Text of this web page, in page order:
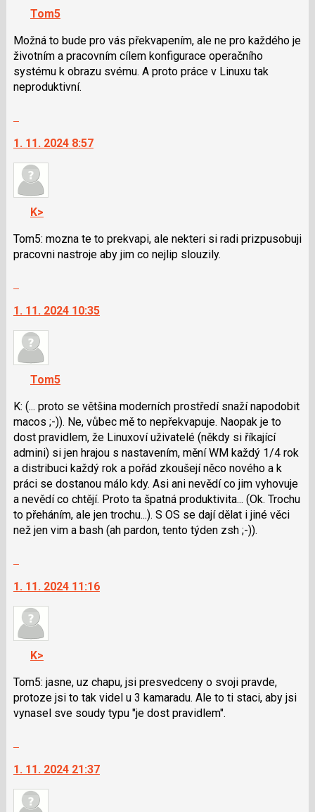
nový
navigaci
lze
použít
i
klávesy
N
P
pro
předchozí
nový
názor
Tom5
Možná to bude pro vás překvapením, ale ne pro každého je
životním a pracovním cílem konfigurace operačního
systému k obrazu svému. A proto práce v Linuxu tak
neproduktivní.
další
nový
názor.
navigaci
lze
použít
i
následující
a
P
pro
předchozí
názor
1. 11. 2024 8:57
K>
Tom5: mozna te to prekvapi, ale nekteri si radi prizpusobuji
pracovni nastroje aby jim co nejlip slouzily.
další
nový
názor.
navigaci
lze
použít
i
klávesy
N
pro
následující
a
P
pro
1. 11. 2024 10:35
Tom5
K: (... proto se většina moderních prostředí snaží napodobit
macos ;-)). Ne, vůbec mě to nepřekvapuje. Naopak je to
dost pravidlem, že Linuxoví uživatelé (někdy si říkající
admini) si jen hrajou s nastavením, mění WM každý 1/4 rok
a distribuci každý rok a pořád zkoušejí něco nového a k
práci se dostanou málo kdy. Asi ani nevědí co jim vyhovuje
a nevědí co chtějí. Proto ta špatná produktivita... (Ok. Trochu
to přeháním, ale jen trochu...). S OS se dají dělat i jiné věci
než jen vim a bash (ah pardon, tento týden zsh ;-)).
další
nový
názor.
navigaci
lze
použít
i
klávesy
a
P
pro
1. 11. 2024 11:16
K>
Tom5: jasne, uz chapu, jsi presvedceny o svoji pravde,
protoze jsi to tak videl u 3 kamaradu. Ale to ti staci, aby jsi
vynasel sve soudy typu "je dost pravidlem".
další
nový
názor.
1. 11. 2024 21:37